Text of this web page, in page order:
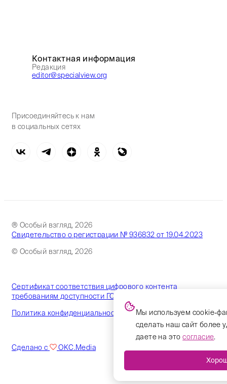
Контактная информация
Редакция
editor@specialview.org
Присоединяйтесь к нам
в социальных сетях
® Особый взгляд, 2026
Свидетельство о регистрации № 936832 от 19.04.2023
© Особый взгляд, 2026
Сертификат соответствия цифрового контента
требованиям доступности ГОСТ
Политика конфиденциальности
Сделано с OKC.Media
Мы используем cookie-
сделать наш сайт более
даете на этосогласие.